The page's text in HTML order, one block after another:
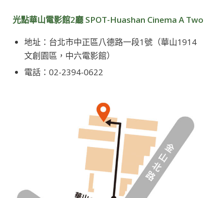
光點華山電影館2廳 SPOT-Huashan Cinema A Two
地址：台北市中正區八德路一段1號（華山1914
文創園區，中六電影館）
電話：02-2394-0622